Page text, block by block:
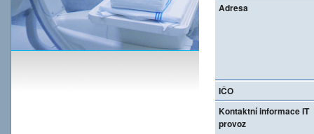
Adresa
IČO
Kontaktní informace IT
provoz